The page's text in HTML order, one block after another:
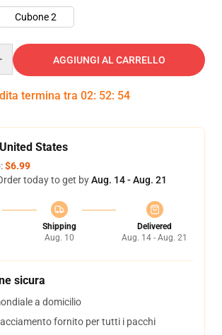
Cubone 2
AGGIUNGI AL CARRELLO
termina tra 02: 52: 54
States
$6.99
today to get byAug. 14 - Aug. 21
Shipping
Aug. 10
Delivered
Aug. 14 - Aug. 21
sicura
a domicilio
fornito per tutti i pacchi